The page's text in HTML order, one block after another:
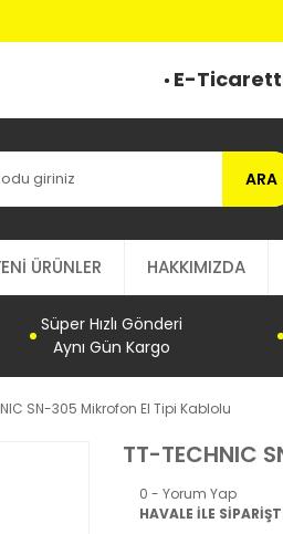
E-
ARA
ÜRÜNLER HAKKIMIZDA
Süper Hızlı Gönderi
Aynı Gün Kargo
SN-305 Mikrofon El Tipi Kablolu
TT-TECHNIC
0 - Yorum Yap
HAVALE İLE